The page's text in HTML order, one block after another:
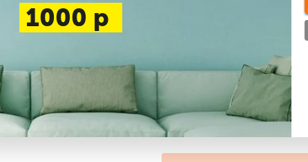
Самовывоз в будние
Дополнительные
+ Стандартный монтаж
+ PROFcool VS-2G55
1000 р